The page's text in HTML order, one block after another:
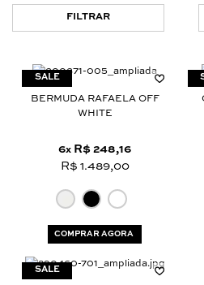
FILTRAR
BERMUDA RAFAELA OFF
WHITE
6x R$ 248,16
R$ 1.489,00
COMPRAR AGORA